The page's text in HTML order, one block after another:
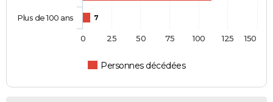
7
Personnes décédées
Plus de 100 ans
0 25 50 75 100 125 150